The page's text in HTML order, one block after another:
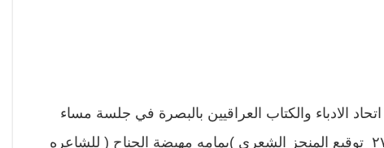
الادباء والكتاب العراقيين بالبصرة في جلسة مساء
الاربعاء الموافق ٢٧/٦/٢٠١٨ توقيع المنجز الشعري )يمامه مهيضة الجناح ( للشاعره